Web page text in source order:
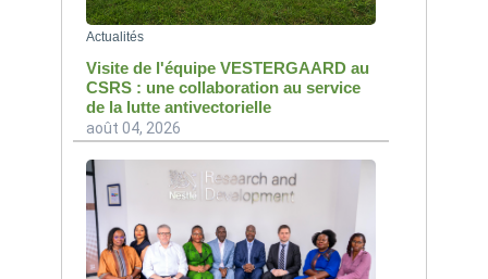
Actualités
Visite de l'équipe VESTERGAARD au
CSRS : une collaboration au service
de la lutte antivectorielle
août 04, 2026